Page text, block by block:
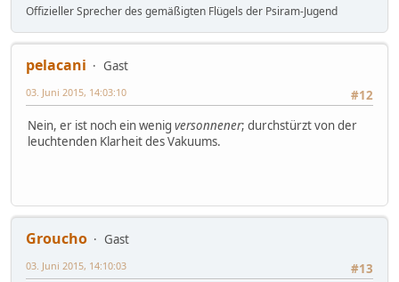
Offizieller Sprecher des gemäßigten Flügels der Psiram-Jugend
pelacani
Gast
#12
03. Juni 2015, 14:03:10
Nein, er ist noch ein wenig versonnener; durchstürzt von der
leuchtenden Klarheit des Vakuums.
Groucho
Gast
#13
03. Juni 2015, 14:10:03